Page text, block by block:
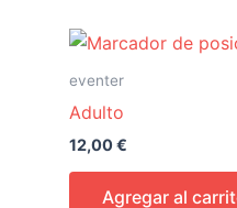
eventer
Adulto
12,00€
Agregar al